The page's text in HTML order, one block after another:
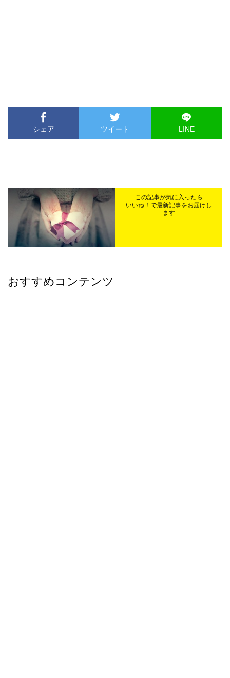
シェア ツイート LINE
この記事が気に入ったら
いいね！で最新記事をお届けし
ます
おすすめコンテンツ